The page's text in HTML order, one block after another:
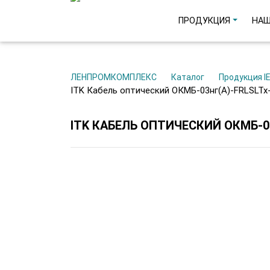
ПРОДУКЦИЯ
ЛЕНПРОМКОМПЛЕКС Каталог Продукция
ITK Кабель оптический ОКМБ-03нг(А)-
ITK КАБЕЛЬ ОПТИЧЕСКИЙ ОКМБ-